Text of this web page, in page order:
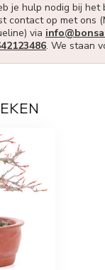
je hulp nodig bij het
contact op met ons
via
. We staan